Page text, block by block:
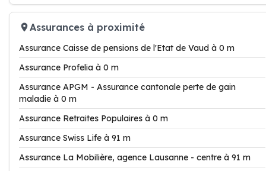
Assurances à proximité
Assurance Caisse de pensions de l'Etat de Vaud à 0 m
Assurance Profelia à 0 m
Assurance APGM - Assurance cantonale perte de gain
maladie à 0 m
Assurance Retraites Populaires à 0 m
Assurance Swiss Life à 91 m
Assurance La Mobilière, agence Lausanne - centre à 91 m